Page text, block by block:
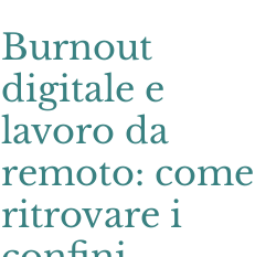
Burnout
digitale e
lavoro da
remoto: come
ritrovare i